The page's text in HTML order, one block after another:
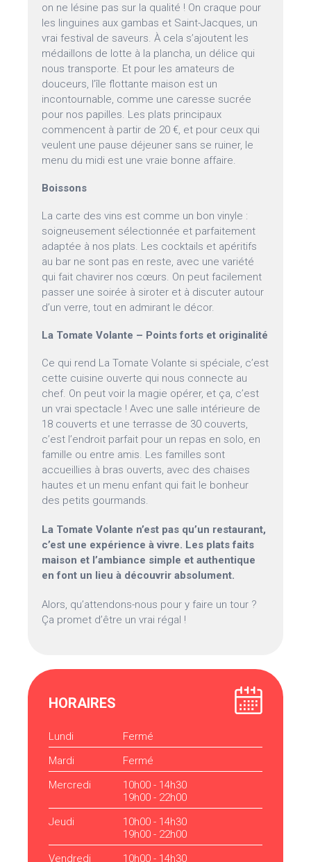
on ne lésine pas sur la qualité ! On craque pour
les linguines aux gambas et Saint-Jacques, un
vrai festival de saveurs. À cela s’ajoutent les
médaillons de lotte à la plancha, un délice qui
nous transporte. Et pour les amateurs de
douceurs, l’île flottante maison est un
incontournable, comme une caresse sucrée
pour nos papilles. Les plats principaux
commencent à partir de 20 €, et pour ceux qui
veulent une pause déjeuner sans se ruiner, le
menu du midi est une vraie bonne affaire.
Boissons
La carte des vins est comme un bon vinyle :
soigneusement sélectionnée et parfaitement
adaptée à nos plats. Les cocktails et apéritifs
au bar ne sont pas en reste, avec une variété
qui fait chavirer nos cœurs. On peut facilement
passer une soirée à siroter et à discuter autour
d’un verre, tout en admirant le décor.
La Tomate Volante – Points forts et originalité
Ce qui rend La Tomate Volante si spéciale, c’est
cette cuisine ouverte qui nous connecte au
chef. On peut voir la magie opérer, et ça, c’est
un vrai spectacle ! Avec une salle intérieure de
18 couverts et une terrasse de 30 couverts,
c’est l’endroit parfait pour un repas en solo, en
famille ou entre amis. Les familles sont
accueillies à bras ouverts, avec des chaises
hautes et un menu enfant qui fait le bonheur
des petits gourmands.
La Tomate Volante n’est pas qu’un restaurant,
c’est une expérience à vivre. Les plats faits
maison et l’ambiance simple et authentique
en font un lieu à découvrir absolument.
Alors, qu’attendons-nous pour y faire un tour ?
Ça promet d’être un vrai régal !
HORAIRES
Lundi
Fermé
Mardi
Fermé
Mercredi
10h00 - 14h30
19h00 - 22h00
Jeudi
10h00 - 14h30
19h00 - 22h00
Vendredi
10h00 - 14h30